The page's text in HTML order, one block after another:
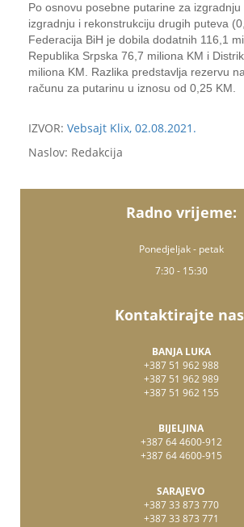
Po osnovu posebne putarine za
izgradnju i rekonstrukciju drugih puteva
Federacija BiH je dobila dodatnih 116,1
Republika Srpska 76,7 miliona KM i
miliona KM. Razlika predstavlja rezervu
računu za putarinu u iznosu od 0,25 KM.
IZVOR: Vebsajt Klix, 02.08.2021.
Naslov: Redakcija
Radno vrijeme:
Ponedjeljak - petak
7:30 - 15:30
Kontaktirajte
BANJA LUKA
+387 51 962 988
+387 51 962 989
+387 51 962 155
BIJELJINA
+387 64 4600-912
+387 64 4600-915
SARAJEVO
+387 33 873 770
+387 33 873 771